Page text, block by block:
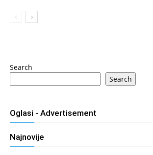
Search
Search
Oglasi - Advertisement
Najnovije